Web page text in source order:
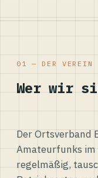
01 — DER VEREIN
Wer wir
Der Ortsverband
Amateurfunks
regelmäßig,